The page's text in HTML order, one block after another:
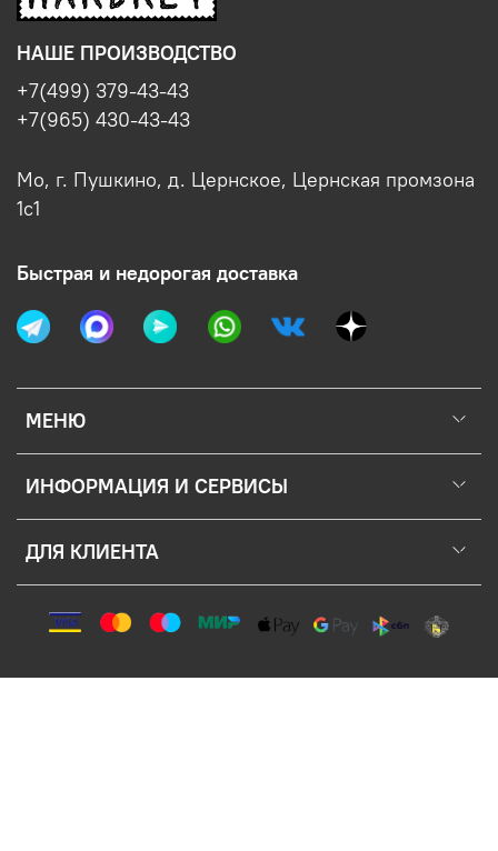
МЕНЮ
ИНФОРМАЦИЯ И СЕРВИСЫ
ДЛЯ КЛИЕНТА
НАШЕ ПРОИЗВОДСТВО
+7(499) 379-43-43
+7(965) 430-43-43
Мо, г. Пушкино, д. Цернское, Цернская промзона
1с1
Быстрая и недорогая доставка